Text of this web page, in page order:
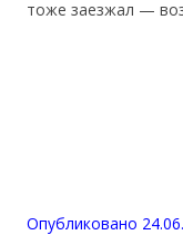
тоже заезжал —
Опубликовано